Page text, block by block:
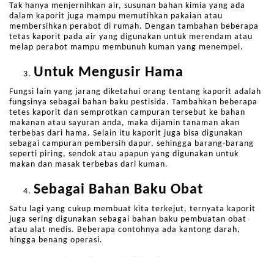
Tak hanya menjernihkan air, susunan bahan kimia yang ada
dalam kaporit juga mampu memutihkan pakaian atau
membersihkan perabot di rumah. Dengan tambahan beberapa
tetas kaporit pada air yang digunakan untuk merendam atau
melap perabot mampu membunuh kuman yang menempel.
Untuk Mengusir Hama
Fungsi lain yang jarang diketahui orang tentang kaporit adalah
fungsinya sebagai bahan baku pestisida. Tambahkan beberapa
tetes kaporit dan semprotkan campuran tersebut ke bahan
makanan atau sayuran anda, maka dijamin tanaman akan
terbebas dari hama. Selain itu kaporit juga bisa digunakan
sebagai campuran pembersih dapur, sehingga barang-barang
seperti piring, sendok atau apapun yang digunakan untuk
makan dan masak terbebas dari kuman.
Sebagai Bahan Baku Obat
Satu lagi yang cukup membuat kita terkejut, ternyata kaporit
juga sering digunakan sebagai bahan baku pembuatan obat
atau alat medis. Beberapa contohnya ada kantong darah,
hingga benang operasi.